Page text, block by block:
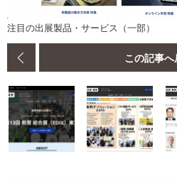
注目の出展製品・サービス（一部）
この記事へ